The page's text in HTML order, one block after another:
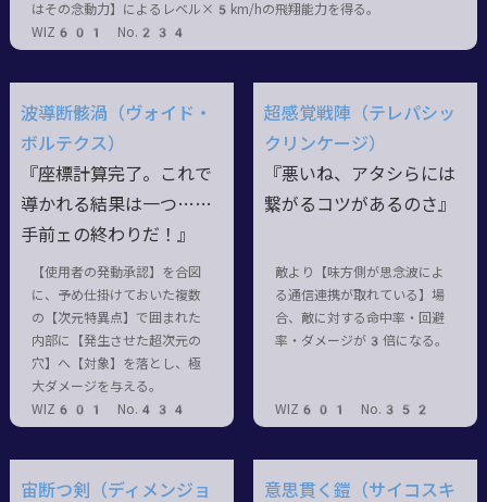
はその念動力】によるレベル×5km/hの飛翔能力を得る。
WIZ601 No.234
波導断骸渦（ヴォイド・
ボルテクス）
『座標計算完了。これで
導かれる結果は一つ……
手前ェの終わりだ！』
【使用者の発動承認】を合図
に、予め仕掛けておいた複数
の【次元特異点】で囲まれた
内部に【発生させた超次元の
穴】へ【対象】を落とし、極
大ダメージを与える。
WIZ601 No.434
超感覚戦陣（テレパシッ
クリンケージ）
『悪いね、アタシらには
繋がるコツがあるのさ』
敵より【味方側が思念波によ
る通信連携が取れている】場
合、敵に対する命中率・回避
率・ダメージが3倍になる。
WIZ601 No.352
宙断つ剣（ディメンジョ
意思貫く鎧（サイコスキ